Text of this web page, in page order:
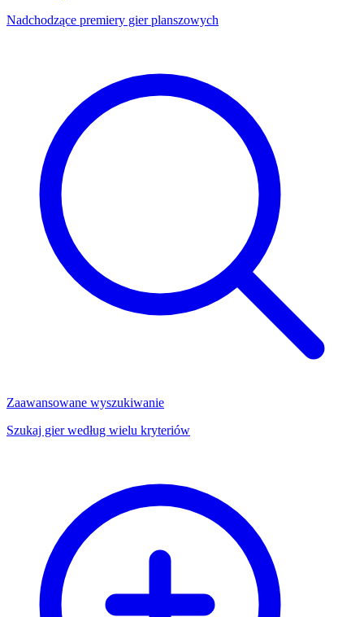
Nadchodzące premiery gier planszowych
Zaawansowane wyszukiwanie
Szukaj gier według wielu kryteriów